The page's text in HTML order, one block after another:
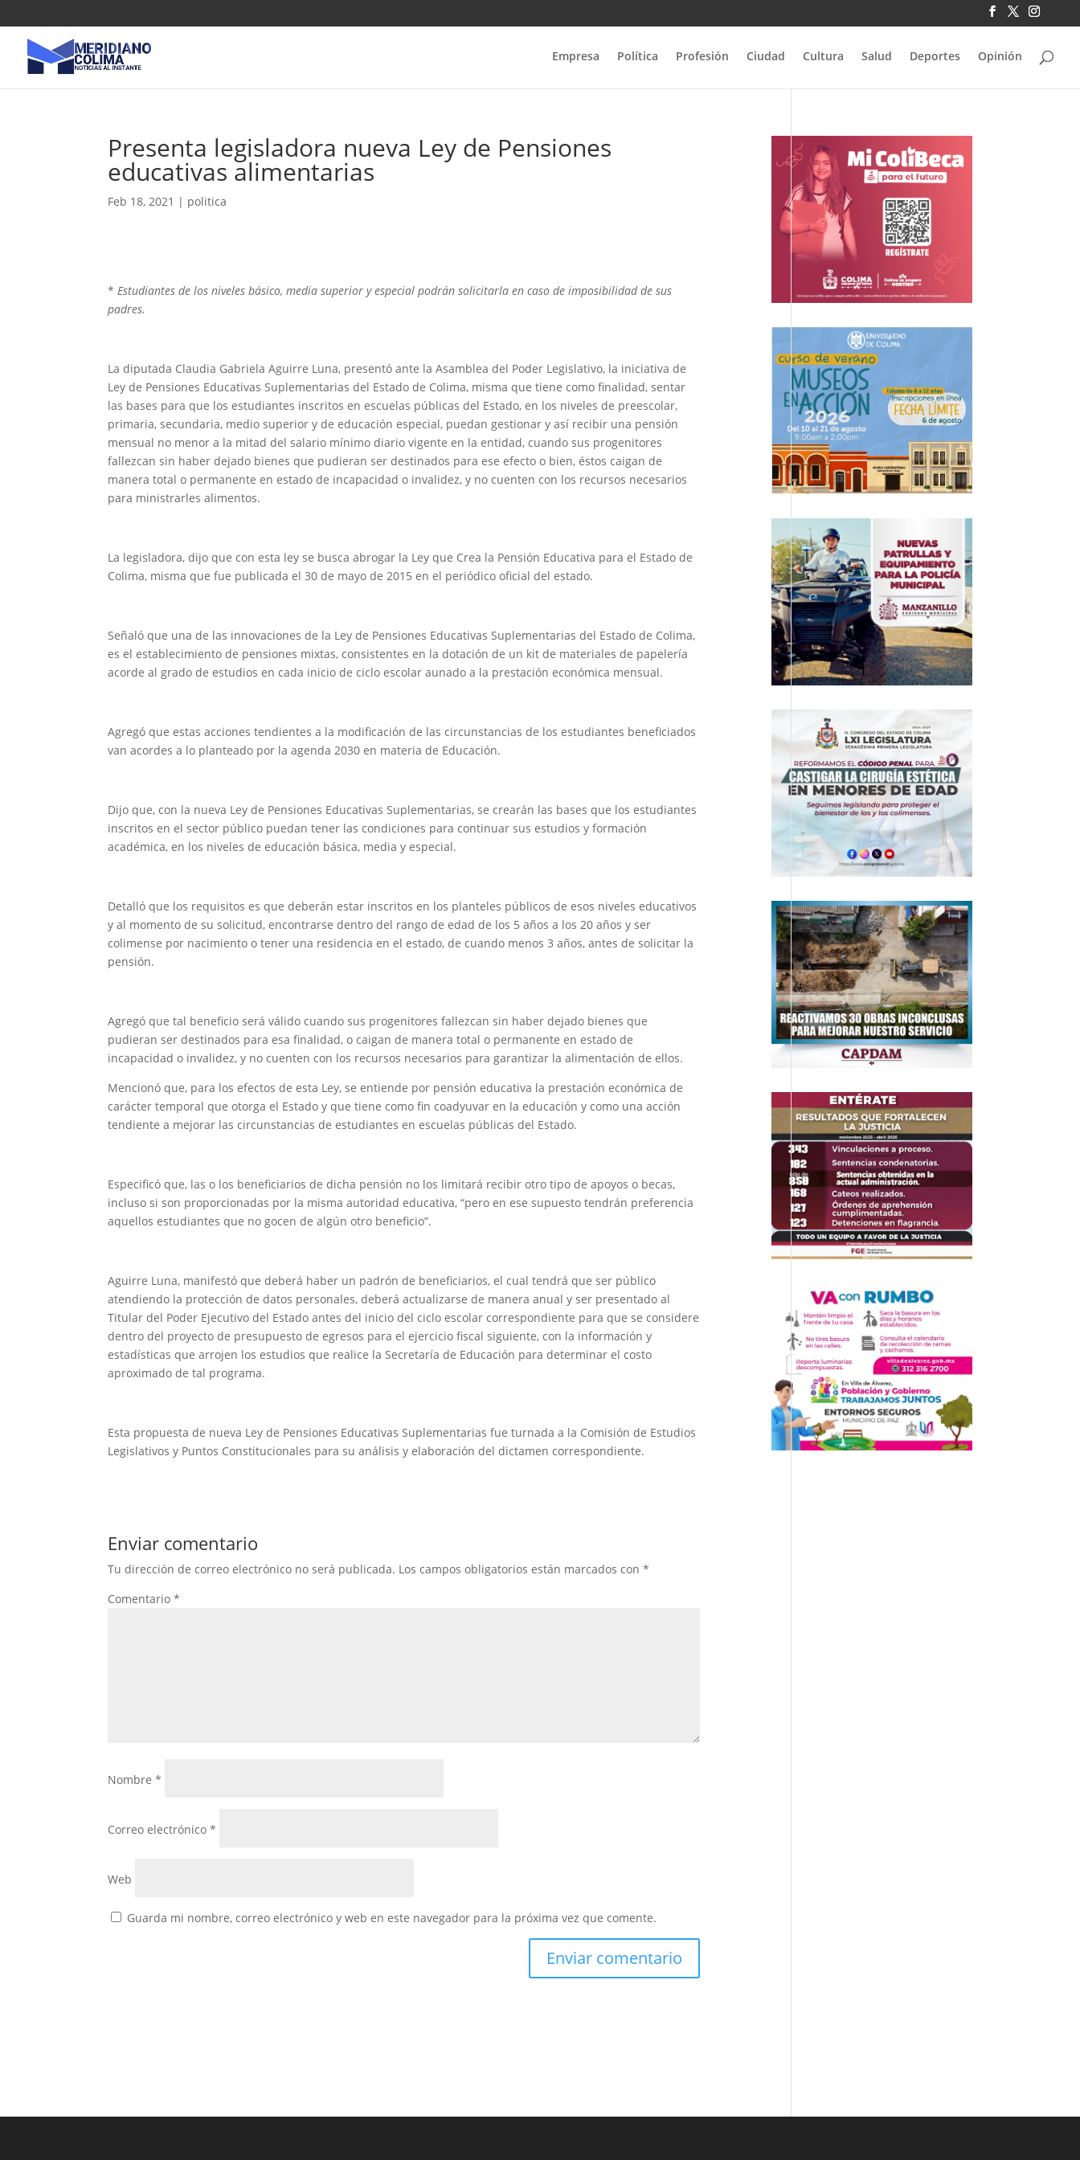
Empresa Política Profesión Ciudad Cultura Salud Deportes Opinión
Presenta legisladora nueva Ley de Pensiones
educativas alimentarias
Feb 18, 2021 | politica
*Estudiantes de los niveles básico, media superior y especial podrán solicitarla en caso de imposibilidad de sus
padres.
La diputada Claudia Gabriela Aguirre Luna, presentó ante la Asamblea del Poder Legislativo, la iniciativa de
Ley de Pensiones Educativas Suplementarias del Estado de Colima, misma que tiene como finalidad, sentar
las bases para que los estudiantes inscritos en escuelas públicas del Estado, en los niveles de preescolar,
primaria, secundaria, medio superior y de educación especial, puedan gestionar y así recibir una pensión
mensual no menor a la mitad del salario mínimo diario vigente en la entidad, cuando sus progenitores
fallezcan sin haber dejado bienes que pudieran ser destinados para ese efecto o bien, éstos caigan de
manera total o permanente en estado de incapacidad o invalidez, y no cuenten con los recursos necesarios
para ministrarles alimentos.
La legisladora, dijo que con esta ley se busca abrogar la Ley que Crea la Pensión Educativa para el Estado de
Colima, misma que fue publicada el 30 de mayo de 2015 en el periódico oficial del estado.
Señaló que una de las innovaciones de la Ley de Pensiones Educativas Suplementarias del Estado de Colima,
es el establecimiento de pensiones mixtas, consistentes en la dotación de un kit de materiales de papelería
acorde al grado de estudios en cada inicio de ciclo escolar aunado a la prestación económica mensual.
Agregó que estas acciones tendientes a la modificación de las circunstancias de los estudiantes beneficiados
van acordes a lo planteado por la agenda 2030 en materia de Educación.
Dijo que, con la nueva Ley de Pensiones Educativas Suplementarias, se crearán las bases que los estudiantes
inscritos en el sector público puedan tener las condiciones para continuar sus estudios y formación
académica, en los niveles de educación básica, media y especial.
Detalló que los requisitos es que deberán estar inscritos en los planteles públicos de esos niveles educativos
y al momento de su solicitud, encontrarse dentro del rango de edad de los 5 años a los 20 años y ser
colimense por nacimiento o tener una residencia en el estado, de cuando menos 3 años, antes de solicitar la
pensión.
Agregó que tal beneficio será válido cuando sus progenitores fallezcan sin haber dejado bienes que
pudieran ser destinados para esa finalidad, o caigan de manera total o permanente en estado de
incapacidad o invalidez, y no cuenten con los recursos necesarios para garantizar la alimentación de ellos.
Mencionó que, para los efectos de esta Ley, se entiende por pensión educativa la prestación económica de
carácter temporal que otorga el Estado y que tiene como fin coadyuvar en la educación y como una acción
tendiente a mejorar las circunstancias de estudiantes en escuelas públicas del Estado.
Especificó que, las o los beneficiarios de dicha pensión no los limitará recibir otro tipo de apoyos o becas,
incluso si son proporcionadas por la misma autoridad educativa, “pero en ese supuesto tendrán preferencia
aquellos estudiantes que no gocen de algún otro beneficio”.
Aguirre Luna, manifestó que deberá haber un padrón de beneficiarios, el cual tendrá que ser público
atendiendo la protección de datos personales, deberá actualizarse de manera anual y ser presentado al
Titular del Poder Ejecutivo del Estado antes del inicio del ciclo escolar correspondiente para que se considere
dentro del proyecto de presupuesto de egresos para el ejercicio fiscal siguiente, con la información y
estadísticas que arrojen los estudios que realice la Secretaría de Educación para determinar el costo
aproximado de tal programa.
Esta propuesta de nueva Ley de Pensiones Educativas Suplementarias fue turnada a la Comisión de Estudios
Legislativos y Puntos Constitucionales para su análisis y elaboración del dictamen correspondiente.
Enviar comentario
Tu dirección de correo electrónico no será publicada. Los campos obligatorios están marcados con*
Comentario*
Nombre*
Correo electrónico*
Web
Guarda mi nombre, correo electrónico y web en este navegador para la próxima vez que comente.